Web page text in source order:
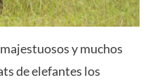
y muchos
de elefantes los